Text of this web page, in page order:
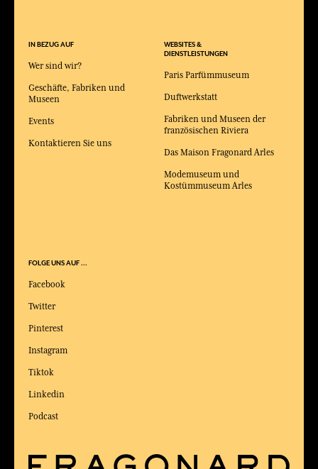
WEBSITES &
DIENSTLEISTUNGEN
Paris Parfümmuseum
Duftwerkstatt
Fabriken und Museen der
französischen Riviera
Das Maison Fragonard Arles
Modemuseum und
Kostümmuseum Arles
IN BEZUG AUF
Wer sind wir?
Geschäfte, Fabriken und
Museen
Events
Kontaktieren Sie uns
FOLGE UNS AUF ...
Facebook
Twitter
Pinterest
Instagram
Tiktok
Linkedin
Podcast